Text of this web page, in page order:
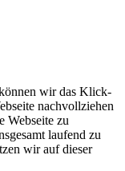
wir das Klick-
nachvollziehen
Webseite zu
laufend zu
wir auf dieser